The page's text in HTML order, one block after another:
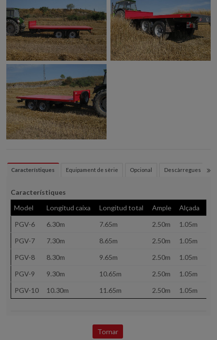
Característiques Equipament de sèrie Opcional Descàrregues
Característiques
Model
Longitud caixa Longitud total Ample Alçada
PGV-6
6.30m 7.65m 2.50m 1.05m
PGV-7
7.30m 8.65m 2.50m 1.05m
PGV-8
8.30m 9.65m 2.50m 1.05m
PGV-9
9.30m 10.65m 2.50m 1.05m
PGV-10
10.30m 11.65m 2.50m 1.05m
Tornar